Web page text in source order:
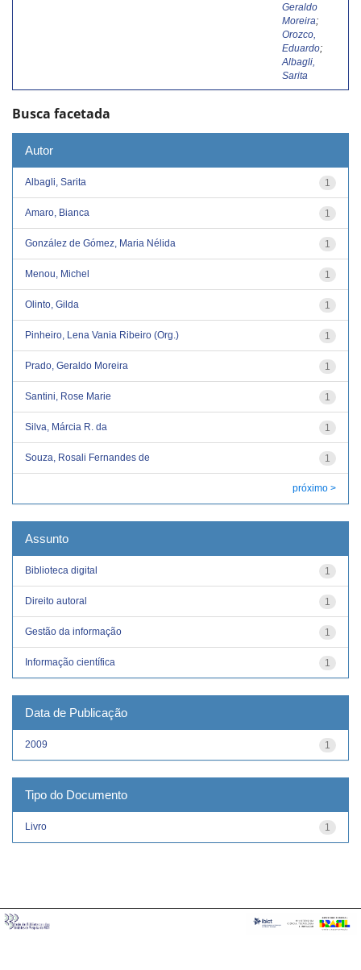
Geraldo
Moreira;
Orozco,
Eduardo;
Albagli,
Sarita
Busca facetada
Autor
1
Albagli, Sarita
1
Amaro, Bianca
1
González de Gómez, Maria Nélida
1
Menou, Michel
1
Olinto, Gilda
1
Pinheiro, Lena Vania Ribeiro (Org.)
1
Prado, Geraldo Moreira
1
Santini, Rose Marie
1
Silva, Márcia R. da
1
Souza, Rosali Fernandes de
próximo >
Assunto
1
Biblioteca digital
1
Direito autoral
1
Gestão da informação
1
Informação científica
Data de Publicação
1
2009
Tipo do Documento
1
Livro